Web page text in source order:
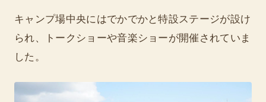
キャンプ場中央にはでかでかと特設ステージが設け
られ、トークショーや音楽ショーが開催されていま
した。